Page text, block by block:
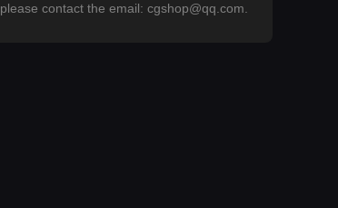
please contact the email: cgshop@qq.com.